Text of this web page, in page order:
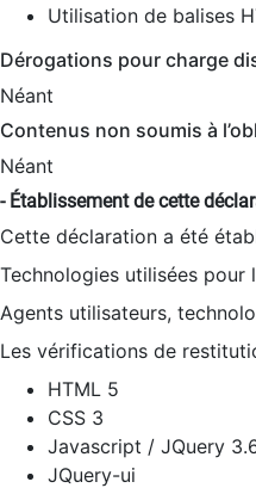
Utilisation de balises
Dérogations pour charge
Néant
Contenus non soumis à
Néant
- Établissement de cette
Cette déclaration a été
Technologies utilisées pour
Agents utilisateurs,
Les vérifications de
HTML 5
CSS 3
Javascript / JQuery
JQuery-ui